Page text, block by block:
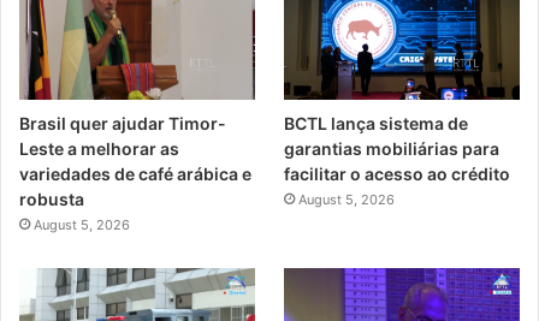
Brasil quer ajudar Timor-
Leste a melhorar as
variedades de café arábica e
robusta
August 5, 2026
BCTL lança sistema de
garantias mobiliárias para
facilitar o acesso ao crédito
August 5, 2026